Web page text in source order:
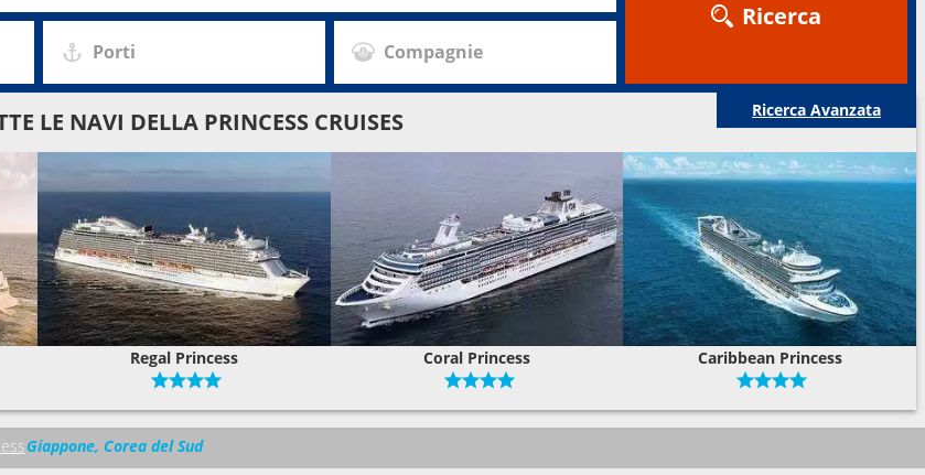
Porti Compagnie
Ricerca
Ricerca Avanzata
LE NAVI DELLA PRINCESS CRUISES
Regal Princess Coral Princess Caribbean Princess
Giappone, Corea del Sud